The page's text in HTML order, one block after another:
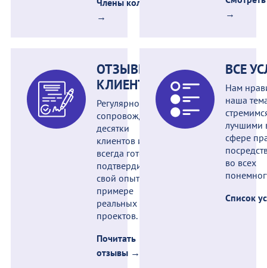
Члены коллегии
→
→
ОТЗЫВЫ
КЛИЕНТОВ
Регулярно
сопровождаем
десятки
клиентов и
всегда готовы
подтвердить
свой опыт на
примере
реальных
проектов.
Почитать
отзывы →
ВСЕ
Нам
наша
лучшими
сфере
во всех
Список